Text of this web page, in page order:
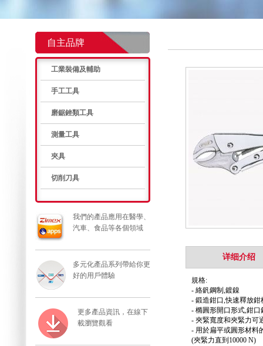
自主品牌
工業裝備及輔助
手工工具
磨鋸銼類工具
測量工具
夾具
切削刀具
我們的產品應用在醫學、
汽車、食品等各個領域
多元化產品系列帶給你更
好的用戶體驗
更多產品資訊，在線下
載瀏覽觀看
详细介绍
規格:
- 絡釩鋼制,鍍鎳
- 鍛造鉗口,快速釋放鉗
- 橢圓形開口形式,鉗口
- 夾緊寬度和夾緊力可
- 用於扁平或圓形材料
(夾緊力直到10000 N)